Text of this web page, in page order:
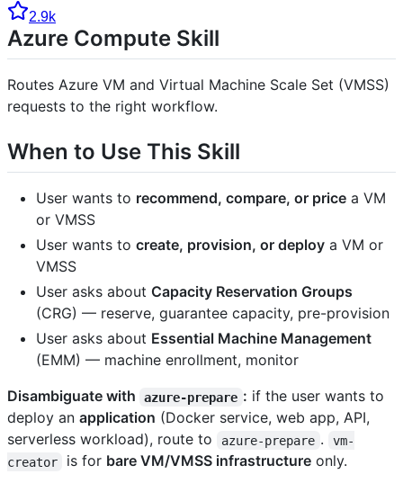
2.9k
Azure Compute Skill
Routes Azure VM and Virtual Machine Scale Set (VMSS)
requests to the right workflow.
When to Use This Skill
User wants to recommend, compare, or price a VM
or VMSS
User wants to create, provision, or deploy a VM or
VMSS
User asks about Capacity Reservation Groups
(CRG) — reserve, guarantee capacity, pre-provision
User asks about Essential Machine Management
(EMM) — machine enrollment, monitor
Disambiguate with
azure-prepare : if the user wants to
deploy an application (Docker service, web app, API,
serverless workload), route to
azure-prepare .
vm-
creator
is for bare VM/VMSS infrastructure only.